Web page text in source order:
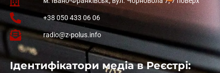
+38 050 433 06 06
radio@z-polus.info
Ідентифікатори медіа в Реєстрі: